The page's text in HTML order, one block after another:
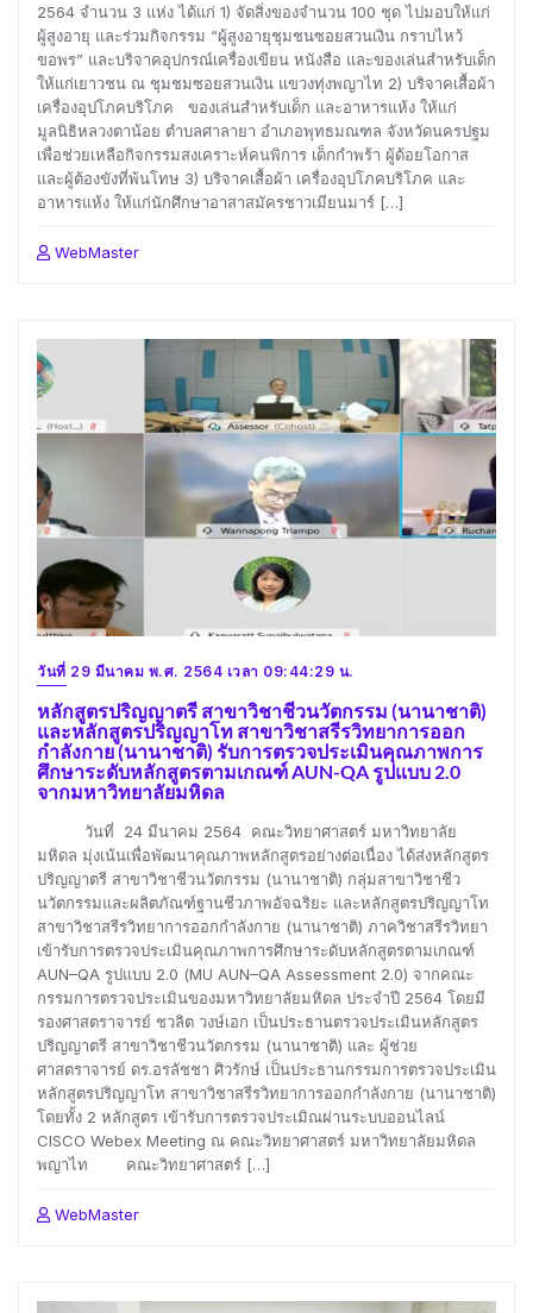
2564 จำนวน 3 แห่ง ได้แก่ 1) จัดสิ่งของจำนวน 100 ชุด ไปมอบให้แก่
ผู้สูงอายุ และร่วมกิจกรรม “ผู้สูงอายุชุมชนซอยสวนเงิน กราบไหว้
ขอพร” และบริจาคอุปกรณ์เครื่องเขียน หนังสือ และของเล่นสำหรับเด็ก
ให้แก่เยาวชน ณ ชุมชมซอยสวนเงิน แขวงทุ่งพญาไท 2) บริจาคเสื้อผ้า
เครื่องอุปโภคบริโภค ของเล่นสำหรับเด็ก และอาหารแห้ง ให้แก่
มูลนิธิหลวงตาน้อย ตำบลศาลายา อำเภอพุทธมณฑล จังหวัดนครปฐม
เพื่อช่วยเหลือกิจกรรมสงเคราะห์คนพิการ เด็กกำพร้า ผู้ด้อยโอกาส
และผู้ต้องขังที่พ้นโทษ 3) บริจาคเสื้อผ้า เครื่องอุปโภคบริโภค และ
อาหารแห้ง ให้แก่นักศึกษาอาสาสมัครชาวเมียนมาร์ […]
WebMaster
วันที่ 29 มีนาคม พ.ศ. 2564 เวลา 09:44:29 น.
หลักสูตรปริญญาตรี สาขาวิชาชีวนวัตกรรม (นานาชาติ)
และหลักสูตรปริญญาโท สาขาวิชาสรีรวิทยาการออก
กำลังกาย (นานาชาติ) รับการตรวจประเมินคุณภาพการ
ศึกษาระดับหลักสูตรตามเกณฑ์ AUN-QA รูปแบบ 2.0
จากมหาวิทยาลัยมหิดล
วันที่ 24 มีนาคม 2564 คณะวิทยาศาสตร์ มหาวิทยาลัย
มหิดล มุ่งเน้นเพื่อพัฒนาคุณภาพหลักสูตรอย่างต่อเนื่อง ได้ส่งหลักสูตร
ปริญญาตรี สาขาวิชาชีวนวัตกรรม (นานาชาติ) กลุ่มสาขาวิชาชีว
นวัตกรรมและผลิตภัณฑ์ฐานชีวภาพอัจฉริยะ และหลักสูตรปริญญาโท
สาขาวิชาสรีรวิทยาการออกกำลังกาย (นานาชาติ) ภาควิชาสรีรวิทยา
เข้ารับการตรวจประเมินคุณภาพการศึกษาระดับหลักสูตรตามเกณฑ์
AUN–QA รูปแบบ 2.0 (MU AUN–QA Assessment 2.0) จากคณะ
กรรมการตรวจประเมินของมหาวิทยาลัยมหิดล ประจำปี 2564 โดยมี
รองศาสตราจารย์ ชวลิต วงษ์เอก เป็นประธานตรวจประเมินหลักสูตร
ปริญญาตรี สาขาวิชาชีวนวัตกรรม (นานาชาติ) และ ผู้ช่วย
ศาสตราจารย์ ดร.อรลัชชา ศิวรักษ์ เป็นประธานกรรมการตรวจประเมิน
หลักสูตรปริญญาโท สาขาวิชาสรีรวิทยาการออกกำลังกาย (นานาชาติ)
โดยทั้ง 2 หลักสูตร เข้ารับการตรวจประเมิณผ่านระบบออนไลน์
CISCO Webex Meeting ณ คณะวิทยาศาสตร์ มหาวิทยาลัยมหิดล
พญาไท คณะวิทยาศาสตร์ […]
WebMaster